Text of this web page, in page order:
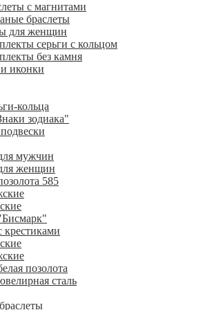
с магнитами
браслеты
для женщин
серьги с кольцом
без камня
иконки
кольца
зодиака"
мужчин
женщин
585
крестиками
позолота
сталь